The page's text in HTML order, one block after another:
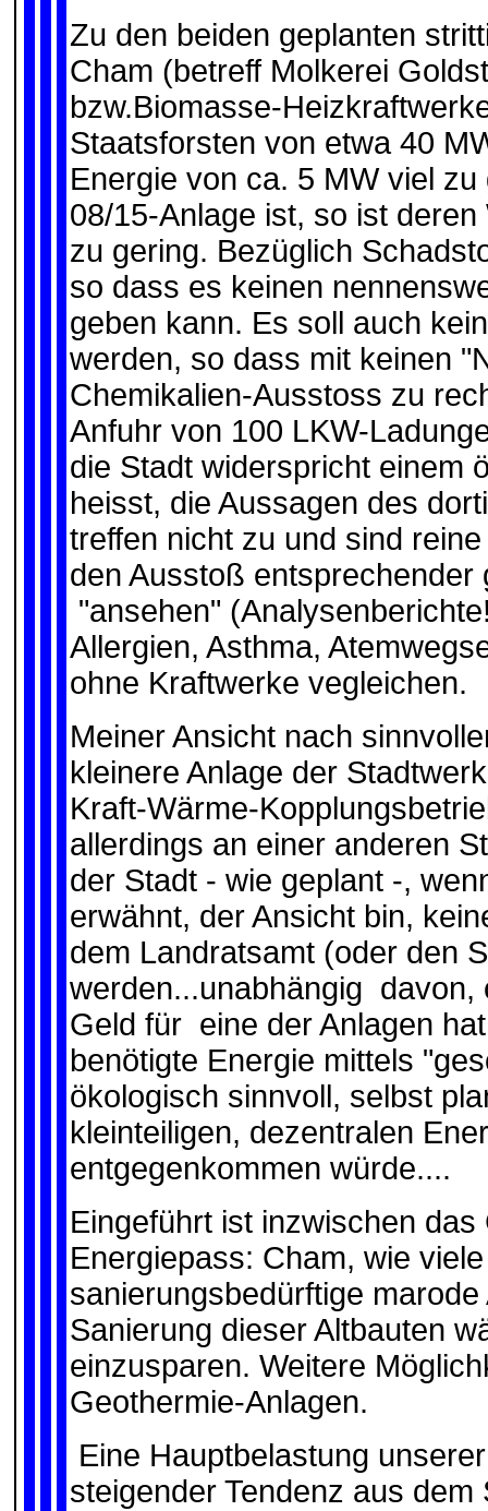
Zu den beiden geplanten
Cham (betreff Molkerei
bzw.Biomasse-
Staatsforsten von etwa 40
Energie von ca. 5 MW viel
08/15-Anlage ist, so ist
zu gering. Bezüglich
so dass es keinen
geben kann. Es soll auch
werden, so dass mit keinen
Chemikalien-Ausstoss zu
Anfuhr von 100 LKW-
die Stadt widerspricht einem
heisst, die Aussagen des
treffen nicht zu und sind
den Ausstoß
"ansehen"
Allergien, Asthma,
ohne Kraftwerke vegleichen.
Meiner Ansicht nach
kleinere Anlage der
Kraft-Wärme-
allerdings an einer anderen
der Stadt - wie geplant -,
erwähnt, der Ansicht bin,
dem Landratsamt (oder den
werden...unabhängig davon,
Geld für eine der Anlagen
benötigte Energie mittels
ökologisch sinnvoll, selbst
kleinteiligen, dezentralen
entgegenkommen würde....
Eingeführt ist inzwischen
Energiepass: Cham, wie
sanierungsbedürftige
Sanierung dieser Altbauten
einzusparen. Weitere
Geothermie-Anlagen.
Eine Hauptbelastung
steigender Tendenz aus